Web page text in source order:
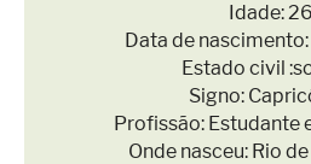
Idade: 26
Data de
Estado civil
Signo:
Profissão: Estudante
Onde nasceu: Rio